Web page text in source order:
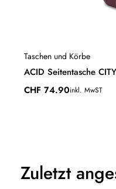
Taschen und Körbe
ACID Seitentasche
CHF 74.90inkl. MwST
Zuletzt